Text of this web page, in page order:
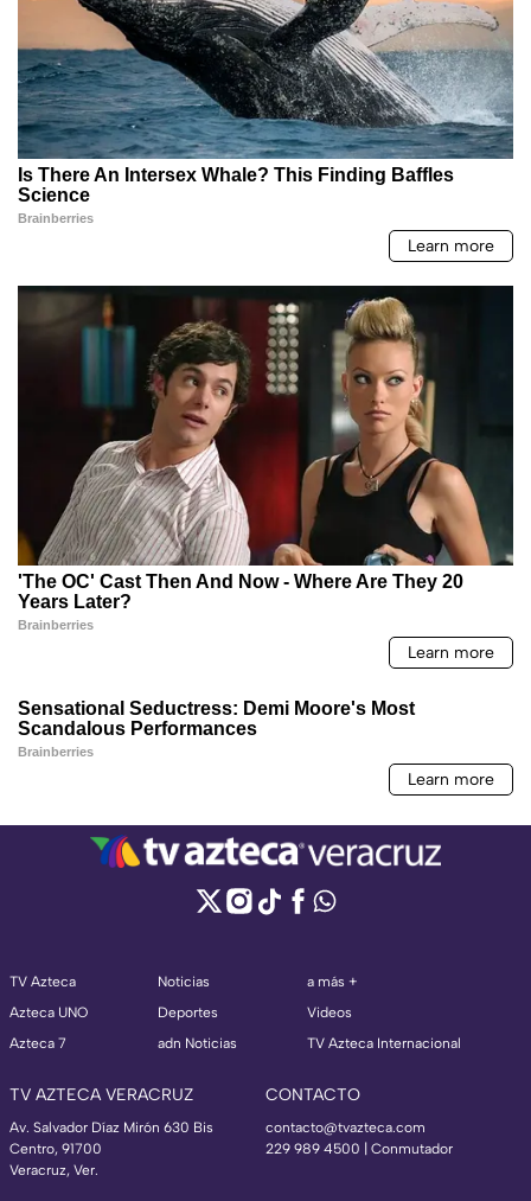
TV Azteca
Azteca UNO
Azteca 7
Noticias
Deportes
adn Noticias
a más +
Videos
TV Azteca Internacional
TV AZTECA VERACRUZ
Av. Salvador Díaz Mirón 630 Bis
Centro, 91700
Veracruz, Ver.
CONTACTO
contacto@tvazteca.com
229 989 4500 | Conmutador